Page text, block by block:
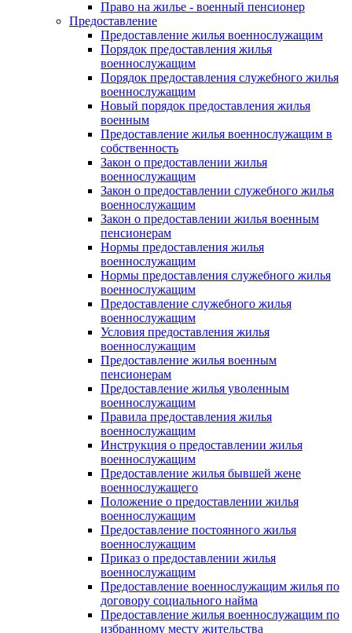
Право на жилье - военный пенсионер
Предоставление
Предоставление жилья военнослужащим
Порядок предоставления жилья
военнослужащим
Порядок предоставления служебного жилья
военнослужащим
Новый порядок предоставления жилья
военным
Предоставление жилья военнослужащим в
собственность
Закон о предоставлении жилья
военнослужащим
Закон о предоставлении служебного жилья
военнослужащим
Закон о предоставлении жилья военным
пенсионерам
Нормы предоставления жилья
военнослужащим
Нормы предоставления служебного жилья
военнослужащим
Предоставление служебного жилья
военнослужащим
Условия предоставления жилья
военнослужащим
Предоставление жилья военным
пенсионерам
Предоставление жилья уволенным
военнослужащим
Правила предоставления жилья
военнослужащим
Инструкция о предоставлении жилья
военнослужащим
Предоставление жилья бывшей жене
военнослужащего
Положение о предоставлении жилья
военнослужащим
Предоставление постоянного жилья
военнослужащим
Приказ о предоставлении жилья
военнослужащим
Предоставление военнослужащим жилья по
договору социального найма
Предоставление жилья военнослужащим по
избранному месту жительства